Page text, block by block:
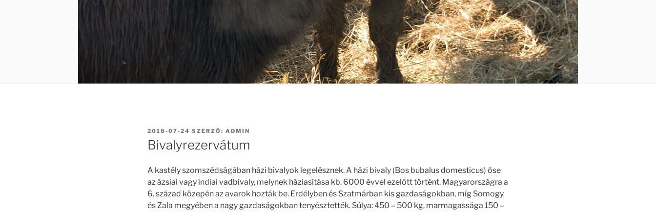
BEKÜLDVE:
2018-07-24 SZERZŐ: ADMIN
Bivalyrezervátum
A kastély szomszédságában házi bivalyok legelésznek. A házi bivaly (Bos bubalus domesticus) őse
az ázsiai vagy indiai vadbivaly, melynek háziasítása kb. 6000 évvel ezelőtt történt. Magyarországra a
6. század közepén az avarok hozták be. Erdélyben és Szatmárban kis gazdaságokban, míg Somogy
és Zala megyében a nagy gazdaságokban tenyésztették. Súlya: 450 – 500 kg, marmagassága 150 –